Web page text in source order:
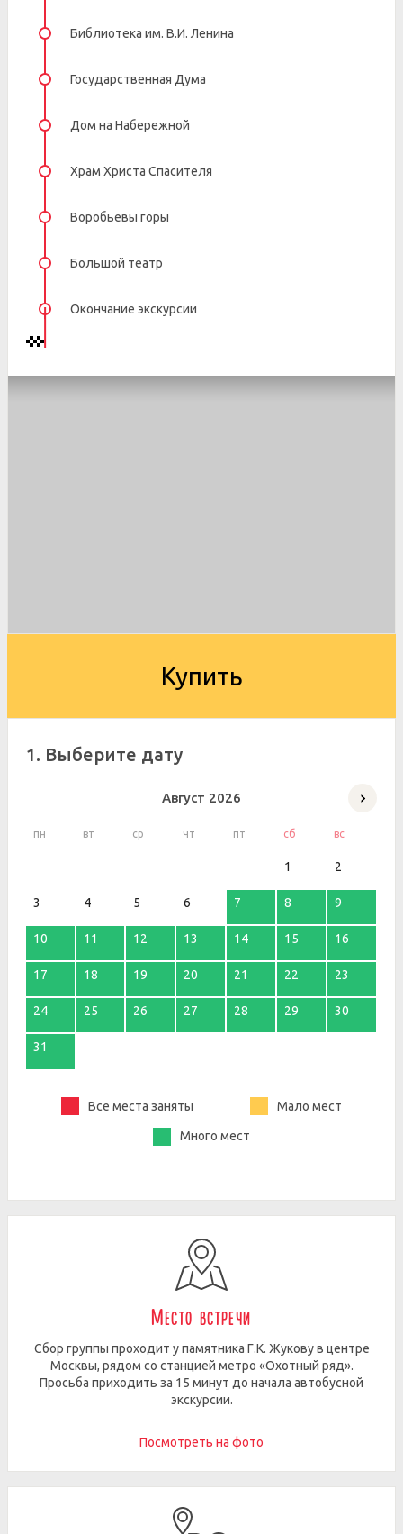
Библиотека им. В.И. Ленина
Государственная Дума
Дом на Набережной
Храм Христа Спасителя
Воробьевы горы
Большой театр
Окончание экскурсии
Купить
1. Выберите дату
Август 2026
пн вт ср чт пт сб вс
1 2
3 4 5 6 7 8 9
10 11 12 13 14 15 16
17 18 19 20 21 22 23
24 25 26 27 28 29 30
31
Все места заняты Мало мест
Много мест
Место встречи
Сбор группы проходит у памятника Г.К. Жукову в центре
Москвы, рядом со станцией метро «Охотный ряд».
Просьба приходить за 15 минут до начала автобусной
экскурсии.
Посмотреть на фото